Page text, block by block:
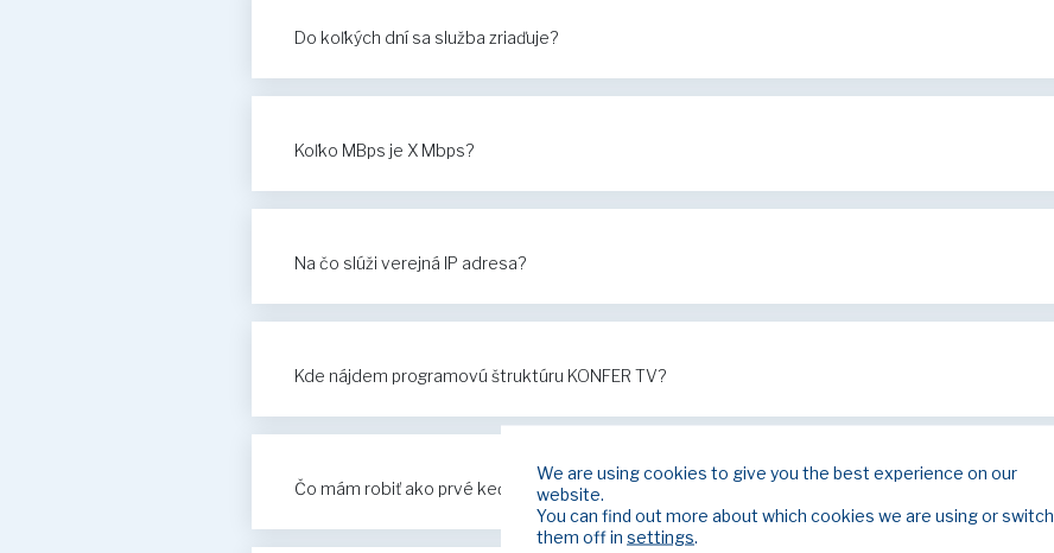
Do koľkých dní sa služba zriaďuje?
Koľko MBps je X Mbps?
Na čo slúži verejná IP adresa?
Kde nájdem programovú štruktúru KONFER TV?
Čo mám robiť ako prvé keď mi nefunguje internet?
We are using cookies to give you the best experience on our
website.
You can find out more about which cookies we are using or switch
them off in settings